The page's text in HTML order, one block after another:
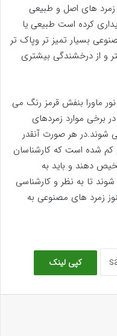
زمرد های اصل و طبیعی
کرده است طبیعی یا
بسیار تمیز تر وپاک تر
و از درخشندگی بیشتری
ماورا بنفش قرمز رنگ می
برخی موارد زمردهای
شوند.در هر صورت آنقدر
شده است که کارشناسان
دهند و باید به
تا به نظر و کارشناسی
زمرد های مصنوعی به
کپی لینک